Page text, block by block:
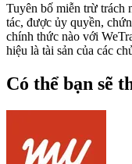
Tuyên bố miễn trừ trách
tác, được ủy quyền,
chính thức nào với
hiệu là tài sản của các
Có thể bạn sẽ